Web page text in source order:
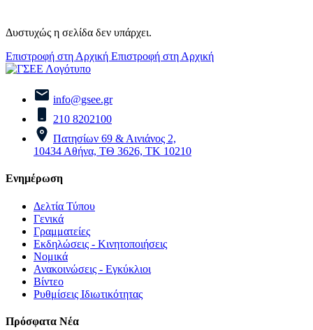
Δυστυχώς η σελίδα δεν υπάρχει.
Επιστροφή στη Αρχική Επιστροφή στη Αρχική
info@gsee.gr
210 8202100
Πατησίων 69 & Αινιάνος 2,
10434 Αθήνα, ΤΘ 3626, ΤΚ 10210
Ενημέρωση
Δελτία Τύπου
Γενικά
Γραμματείες
Εκδηλώσεις - Κινητοποιήσεις
Νομικά
Ανακοινώσεις - Εγκύκλιοι
Βίντεο
Ρυθμίσεις Ιδιωτικότητας
Πρόσφατα Νέα